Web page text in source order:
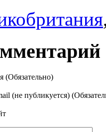
(Обязательно)
(не публикуется)